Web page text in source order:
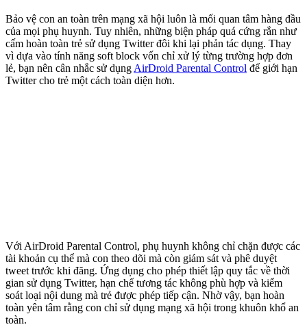
Bảo vệ con an toàn trên mạng xã hội luôn là mối quan tâm hàng đầu
của mọi phụ huynh. Tuy nhiên, những biện pháp quá cứng rắn như
cấm hoàn toàn trẻ sử dụng Twitter đôi khi lại phản tác dụng. Thay
vì dựa vào tính năng soft block vốn chỉ xử lý từng trường hợp đơn
lẻ, bạn nên cân nhắc sử dụng AirDroid Parental Control để giới hạn
Twitter cho trẻ một cách toàn diện hơn.
Với AirDroid Parental Control, phụ huynh không chỉ chặn được các
tài khoản cụ thể mà con theo dõi mà còn giám sát và phê duyệt
tweet trước khi đăng. Ứng dụng cho phép thiết lập quy tắc về thời
gian sử dụng Twitter, hạn chế tương tác không phù hợp và kiểm
soát loại nội dung mà trẻ được phép tiếp cận. Nhờ vậy, bạn hoàn
toàn yên tâm rằng con chỉ sử dụng mạng xã hội trong khuôn khổ an
toàn.